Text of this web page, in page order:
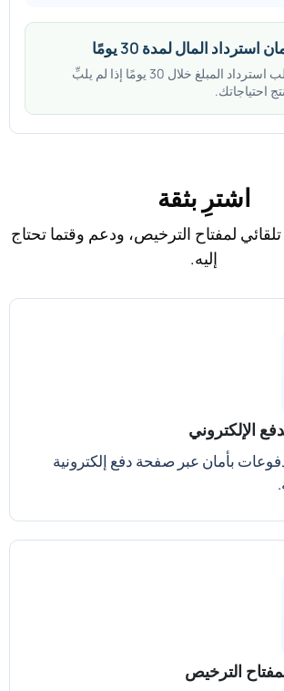
استرداد المال لمدة 30 يومًا
اطلب استرداد المبلغ خلال 30 يومًا إذا لم يلبِّ
احتياجاتك.
اشترِ بثقة
لمفتاح الترخيص، ودعم وقتما تحتاج
إليه.
الإلكتروني
بأمان عبر صفحة دفع إلكترونية
الترخيص